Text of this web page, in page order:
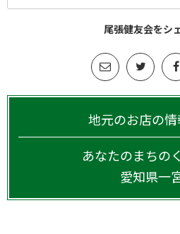
尾張健友会をシ
地元のお店の情
あなたのまちの
愛知県一